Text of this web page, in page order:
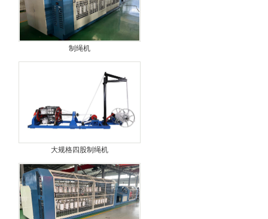
制绳机
大规格四股制绳机